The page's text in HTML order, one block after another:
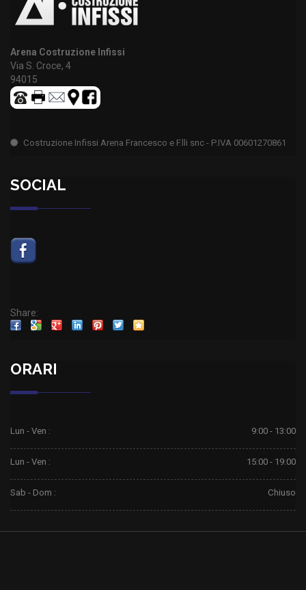
Arena Costruzione Infissi
Via S. Croce, 4
94015
Costruzione Infissi Arena Francesco e F.lli snc - P.IVA 00601270861
SOCIAL
Share:
ORARI
Lun - Ven : 9:00 - 13:00
Lun - Ven : 15:00 - 19:00
Sab - Dom : Chiuso